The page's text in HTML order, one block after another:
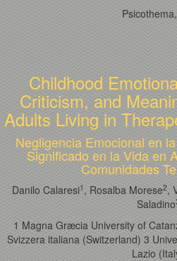
Childhood
Criticism, and
Adults Living in
Negligencia Emocional en
Significado en la Vida en
Comunidades
Danilo Calaresi1 , Rosalba Morese2,
Saladino
1 Magna Græcia University of
Svizzera italiana (Switzerland) 3
Lazio